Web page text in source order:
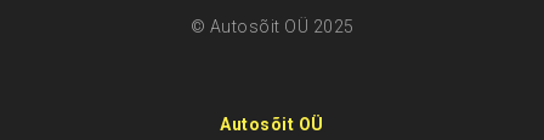
© Autosõit OÜ 2025
Autosõit OÜ